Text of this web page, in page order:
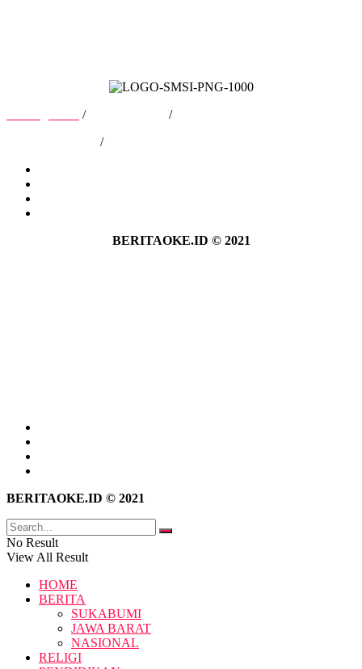
/
/
/
BERITAOKE.ID © 2021
BERITAOKE.ID © 2021
No Result
View All Result
HOME
BERITA
SUKABUMI
JAWA BARAT
NASIONAL
RELIGI